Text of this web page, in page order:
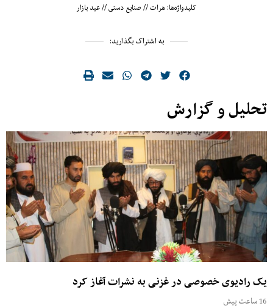
کلیدواژه‌ها:هرات//صنایع دستی//عید بازار
به اشتراک بگذارید:
تحلیل و گزارش
یک رادیوی خصوصی در غزنی به نشرات آغاز کرد
16 ساعت پیش